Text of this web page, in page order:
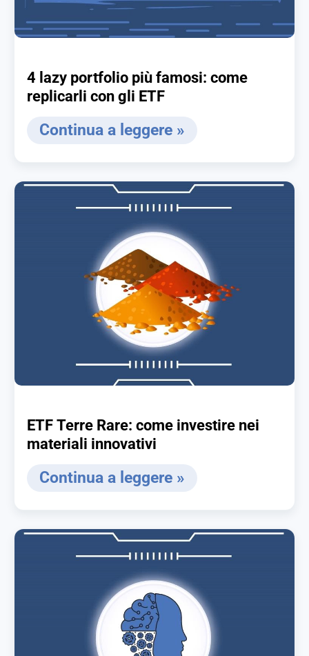
4 lazy portfolio più famosi: come
replicarli con gli ETF
Continua a leggere »
ETF Terre Rare: come investire nei
materiali innovativi
Continua a leggere »